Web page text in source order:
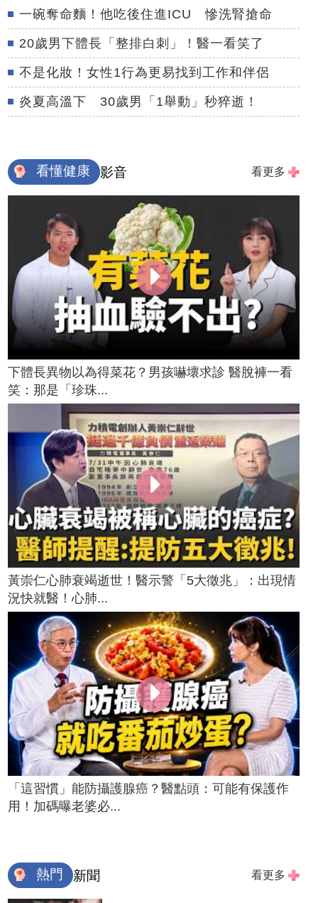
一碗奪命麵！他吃後住進ICU 慘洗腎搶命
20歲男下體長「整排白刺」！醫一看笑了
不是化妝！女性1行為更易找到工作和伴侶
炎夏高溫下 30歲男「1舉動」秒猝逝！
看懂健康 影音 看更多
下體長異物以為得菜花？男孩嚇壞求診 醫脫褲一看
笑：那是「珍珠...
黃崇仁心肺衰竭逝世！醫示警「5大徵兆」：出現情
況快就醫！心肺...
「這習慣」能防攝護腺癌？醫點頭：可能有保護作
用！加碼曝老婆必...
熱門 新聞 看更多